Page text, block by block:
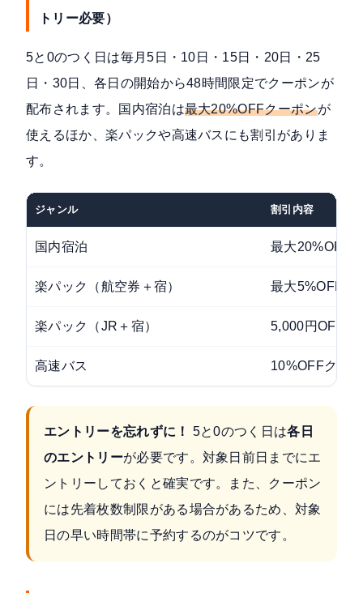
トリー必要）
5と0のつく日 は毎月5日・10日・15日・20日・25
日・30日、各日の開始から48時間限定でクーポンが
配布されます。国内宿泊は最大20%OFFクーポンが
使えるほか、楽パックや高速バスにも割引がありま
す。
ジャンル 割引内容
国内宿泊 最大20%OFF
楽パック（航空券＋宿） 最大5%OFFク
楽パック（JR＋宿） 5,000円OFFク
高速バス 10%OFFクー
エントリーを忘れずに！ 5と0のつく日は各日
のエントリーが必要です。対象日前日までにエ
ントリーしておくと確実です。また、クーポン
には先着枚数制限がある場合があるため、対象
日の早い時間帯に予約するのがコツです。